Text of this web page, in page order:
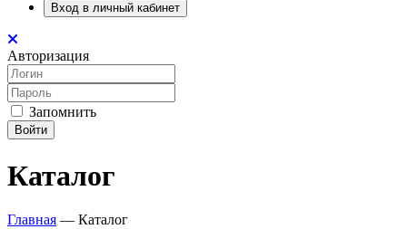
Вход в личный кабинет
Авторизация
Запомнить
Войти
Каталог
Главная — Каталог